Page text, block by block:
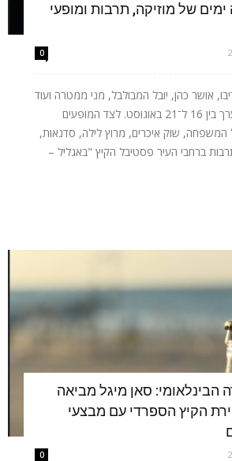
של מוזיקה, תרבות ומופעי
0
אושר כהן, יובל המבולבל, מני ממטרה ועוד
יופיעו בפסטיבל שייערך בין 16 ל־21 באוגוסט. לצד המופעים
המשפחה, שוק איכרים, מרוץ לילה, סדנאות,
ברחבי העיר פסטיבל הקיץ "באגליל –
הבינלאומי: סאן מיגל מביאה
הקיץ הספרדי עם מבצעי
0